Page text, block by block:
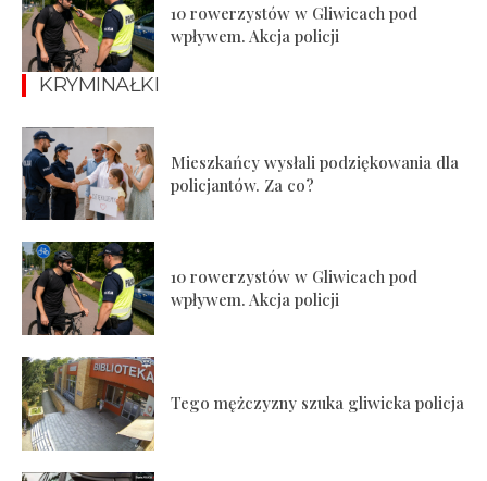
10 rowerzystów w Gliwicach pod
wpływem. Akcja policji
KRYMINAŁKI
Mieszkańcy wysłali podziękowania dla
policjantów. Za co?
10 rowerzystów w Gliwicach pod
wpływem. Akcja policji
Tego mężczyzny szuka gliwicka policja